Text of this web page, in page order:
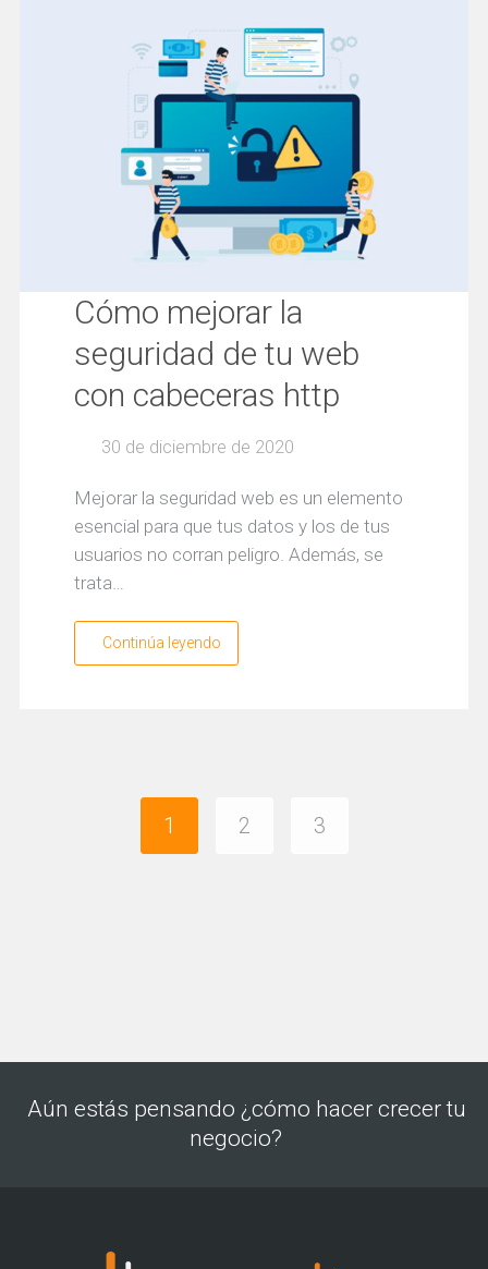
Cómo mejorar la
seguridad de tu web
con cabeceras http
30 de diciembre de 2020
Mejorar la seguridad web es un elemento
esencial para que tus datos y los de tus
usuarios no corran peligro. Además, se
trata…
Continúa leyendo
1 2 3
Aún estás pensando ¿cómo hacer crecer tu
negocio?